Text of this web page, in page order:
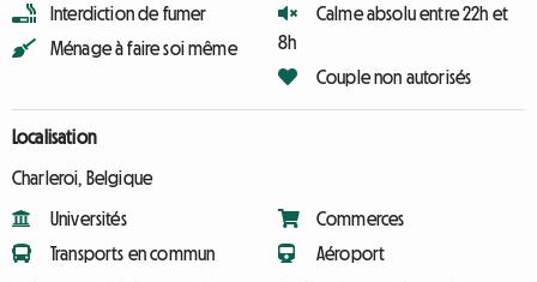
Interdiction de fumer
Ménage à faire soi même
Calme absolu entre 22h et
8h
Couple non autorisés
Localisation
Charleroi, Belgique
Universités
Transports en commun
Commerces
Aéroport